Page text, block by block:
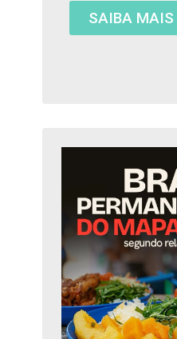
SAIBA MAIS